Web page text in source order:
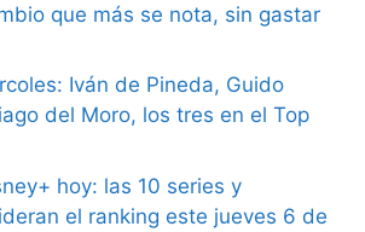
que más se nota, sin gastar
Iván de Pineda, Guido
del Moro, los tres en el Top
hoy: las 10 series y
el ranking este jueves 6 de